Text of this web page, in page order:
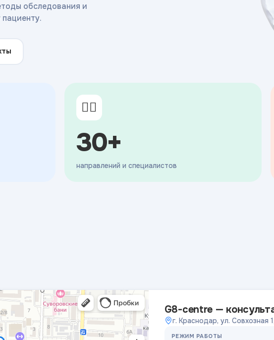
обследования и
👨‍⚕️
30+
направлений и специалистов
G8-centre —
г. Краснодар, ул. Совхозная
РЕЖИМ РАБОТЫ